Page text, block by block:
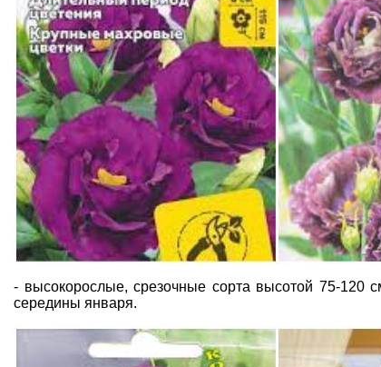
- высокорослые, срезочные сорта высотой 75-120
середины января.